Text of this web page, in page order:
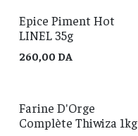
Epice Piment Hot
LINEL 35g
260,00 DA
Farine D'Orge
Complète Thiwiza 1kg